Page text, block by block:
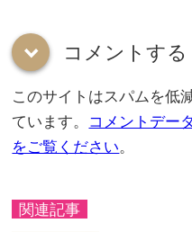
down コメントする
このサイトはスパムを低
ています。 コメントデー
をご覧ください。
関連記事